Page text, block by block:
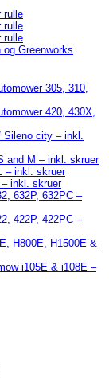
rulle
rulle
rulle
Greenworks
305, 310,
420, 430X,
Sileno city – inkl.
and M – inkl. skruer
– inkl. skruer
inkl. skruer
632P, 632PC –
422P, 422PC –
H800E, H1500E &
i105E & i108E –